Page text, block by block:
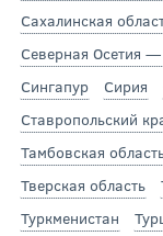
Сахалинская
Северная Осетия
Сингапур
Сирия
Ставропольский
Тамбовская
Тверская область
Туркменистан